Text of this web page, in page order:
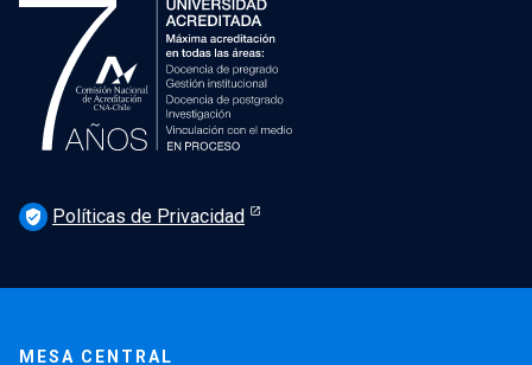
verified_user Políticas de Privacidad
MESA CENTRAL